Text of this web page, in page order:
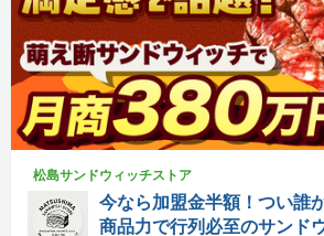
松島サンドウィッチストア
今なら加盟金半額！つい誰
商品力で行列必至のサンド